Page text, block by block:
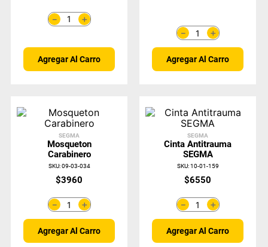
＋
－
Agregar Al Carro
＋
－
Agregar Al Carro
SEGMA
Mosqueton
Carabinero
SKU:09-03-034
$3960
＋
－
Agregar Al Carro
SEGMA
Cinta Antitrauma
SEGMA
SKU:10-01-159
$6550
＋
－
Agregar Al Carro